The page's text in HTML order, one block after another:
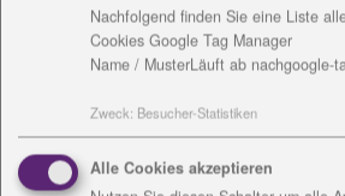
Schutzausrüstung vorhanden. Es
Hygienekonzepte und
den Einrichtungen der Stiftung.
Helfen Mitarbeiter aus anderen
Schleizer Wohnstätte aus?
Nachfolgend finden Sie eine Liste
Cookies Google Tag Manager
Name / MusterLäuft ab nachgoogle-
Zweck: Besucher-Statistiken
Alle Cookies akzeptieren